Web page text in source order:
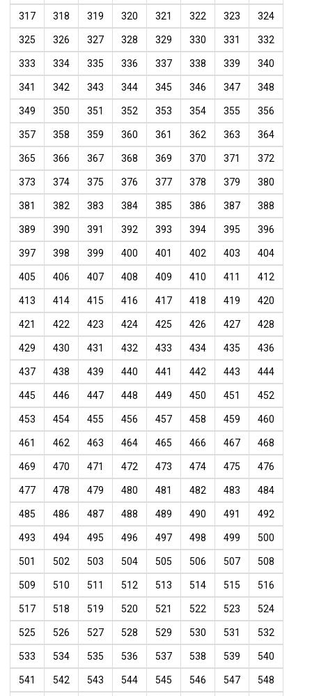
317 318 319 320 321 322 323 324
325 326 327 328 329 330 331 332
333 334 335 336 337 338 339 340
341 342 343 344 345 346 347 348
349 350 351 352 353 354 355 356
357 358 359 360 361 362 363 364
365 366 367 368 369 370 371 372
373 374 375 376 377 378 379 380
381 382 383 384 385 386 387 388
389 390 391 392 393 394 395 396
397 398 399 400 401 402 403 404
405 406 407 408 409 410 411 412
413 414 415 416 417 418 419 420
421 422 423 424 425 426 427 428
429 430 431 432 433 434 435 436
437 438 439 440 441 442 443 444
445 446 447 448 449 450 451 452
453 454 455 456 457 458 459 460
461 462 463 464 465 466 467 468
469 470 471 472 473 474 475 476
477 478 479 480 481 482 483 484
485 486 487 488 489 490 491 492
493 494 495 496 497 498 499 500
501 502 503 504 505 506 507 508
509 510 511 512 513 514 515 516
517 518 519 520 521 522 523 524
525 526 527 528 529 530 531 532
533 534 535 536 537 538 539 540
541 542 543 544 545 546 547 548